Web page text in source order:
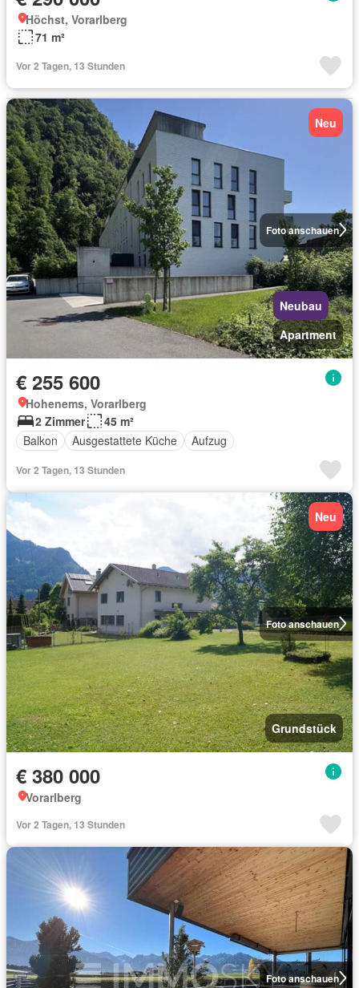
Höchst, Vorarlberg
71 m²
Vor 2 Tagen, 13 Stunden
Foto anschauen
Neu
Neubau
Apartment
€ 255 600
Hohenems, Vorarlberg
2 Zimmer
45 m²
Balkon
Ausgestattete Küche Aufzug
Vor 2 Tagen, 13 Stunden
Foto anschauen
Neu
Grundstück
€ 380 000
Vorarlberg
Vor 2 Tagen, 13 Stunden
Foto anschauen